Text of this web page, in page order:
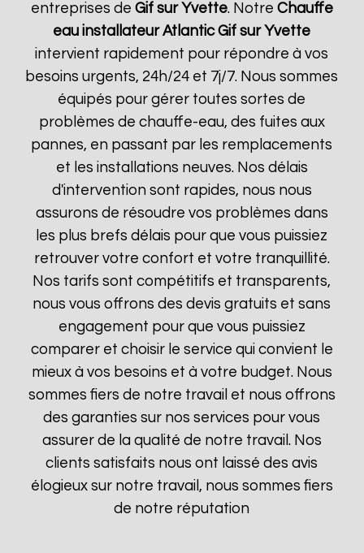
entreprises de Gif sur Yvette. Notre Chauffe
eau installateur Atlantic Gif sur Yvette
intervient rapidement pour répondre à vos
besoins urgents, 24h/24 et 7j/7. Nous sommes
équipés pour gérer toutes sortes de
problèmes de chauffe-eau, des fuites aux
pannes, en passant par les remplacements
et les installations neuves. Nos délais
d'intervention sont rapides, nous nous
assurons de résoudre vos problèmes dans
les plus brefs délais pour que vous puissiez
retrouver votre confort et votre tranquillité.
Nos tarifs sont compétitifs et transparents,
nous vous offrons des devis gratuits et sans
engagement pour que vous puissiez
comparer et choisir le service qui convient le
mieux à vos besoins et à votre budget. Nous
sommes fiers de notre travail et nous offrons
des garanties sur nos services pour vous
assurer de la qualité de notre travail. Nos
clients satisfaits nous ont laissé des avis
élogieux sur notre travail, nous sommes fiers
de notre réputation